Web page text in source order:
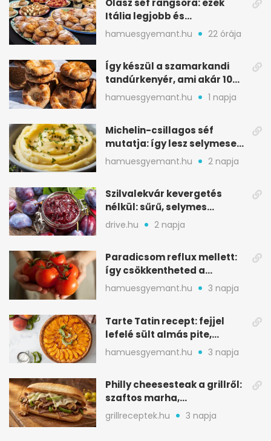
Olasz séf rangsora: ezek
Itália legjobb és
leggyengébb desszertjei
hamuesgyemant.hu 22 órája
Így készül a szamarkandi
tandúrkenyér, ami akár 10
napig is eláll
hamuesgyemant.hu 1 napja
Michelin-csillagos séf
mutatja: így lesz selymesen
krémes a burgonyapüré
hamuesgyemant.hu 2 napja
Szilvalekvár kevergetés
nélkül: sűrű, selymes
változat a sütőből
drive.hu 2 napja
Paradicsom reflux mellett:
így csökkentheted a
gyomorégést
hamuesgyemant.hu 3 napja
Tarte Tatin recept: fejjel
lefelé sült almás pite,
ropogós aljjal
hamuesgyemant.hu 3 napja
Philly cheesesteak a grillről:
szaftos marha,
karamellizált hagyma
grillreceptek.hu 3 napja